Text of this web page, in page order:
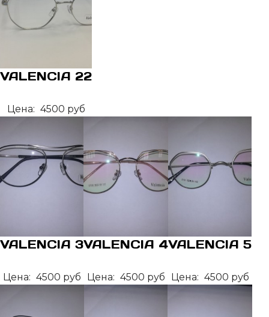
VALENCIA 22
Цена: 4500 руб
VALENCIA 3
Цена: 4500 руб
VALENCIA 4
Цена: 4500 руб
VALENCIA 5
Цена: 4500 руб